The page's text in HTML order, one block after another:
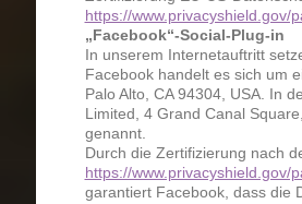
https://www.privacyshield.gov/
„Facebook“-Social-Plug-in
In unserem Internetauftritt
Facebook handelt es sich um
Palo Alto, CA 94304, USA. In
Limited, 4 Grand Canal
genannt.
Durch die Zertifizierung nach
https://www.privacyshield.gov/
garantiert Facebook, dass die